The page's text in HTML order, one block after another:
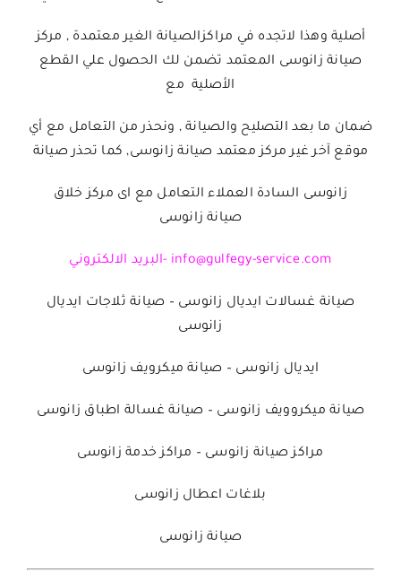
أصلية وهذا لاتجده في مراكزالصيانة الغير معتمدة , مركز
صيانة زانوسى المعتمد تضمن لك الحصول علي القطع
الأصلية مع
ضمان ما بعد التصليح والصيانة , ونحذر من التعامل مع أي
موقع آخر غير مركز معتمد صيانة زانوسى, كما تحذر صيانة
زانوسى السادة العملاء التعامل مع اى مركز خلاق
صيانة زانوسى
info@gulfegy-service.com -البريد الالكتروني
صيانة غسالات ايديال زانوسى – صيانة ثلاجات ايديال
زانوسى
ايديال زانوسى – صيانة ميكرويف زانوسى
صيانة ميكروويف زانوسى – صيانة غسالة اطباق زانوسى
مراكز صيانة زانوسى – مراكز خدمة زانوسى
بلاغات اعطال زانوسى
صيانة زانوسى